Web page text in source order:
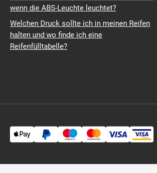
wenn die ABS-Leuchte leuchtet?
Welchen Druck sollte ich in meinen Reifen
halten und wo finde ich eine
Reifenfülltabelle?